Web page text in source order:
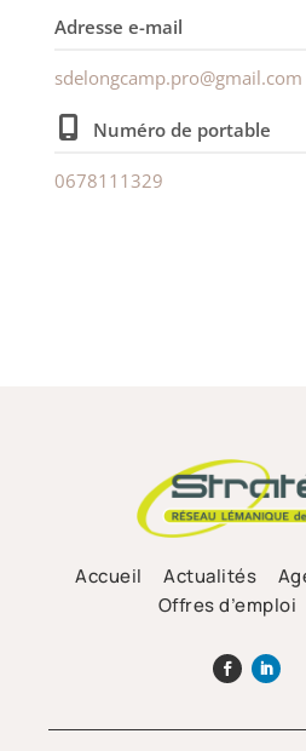
Adresse e-mail
sdelongcamp.pro@gmail.com
Numéro de portable
0678111329
Accueil Actualités
Offres d’emploi